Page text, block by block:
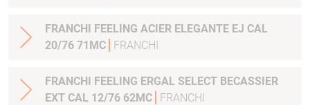
FRANCHI FEELING ACIER ELEGANTE EJ CAL
20/76 71MC
FRANCHI
FRANCHI FEELING ERGAL SELECT BECASSIER
EXT CAL 12/76 62MC
FRANCHI